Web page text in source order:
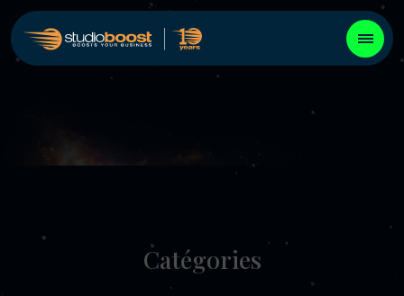
Catégories